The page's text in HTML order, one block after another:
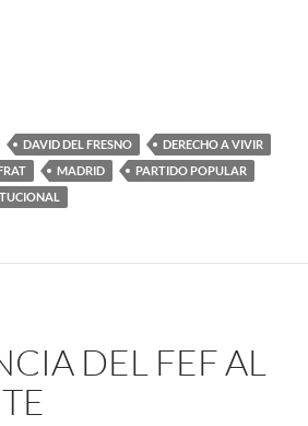
DAVID DEL FRESNO
DERECHO A VIVIR
MADRID
PARTIDO POPULAR
DEL FEF AL